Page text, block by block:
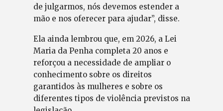
de julgarmos, nós devemos estender a
mão e nos oferecer para ajudar”, disse.
Ela ainda lembrou que, em 2026, a Lei
Maria da Penha completa 20 anos e
reforçou a necessidade de ampliar o
conhecimento sobre os direitos
garantidos às mulheres e sobre os
diferentes tipos de violência previstos na